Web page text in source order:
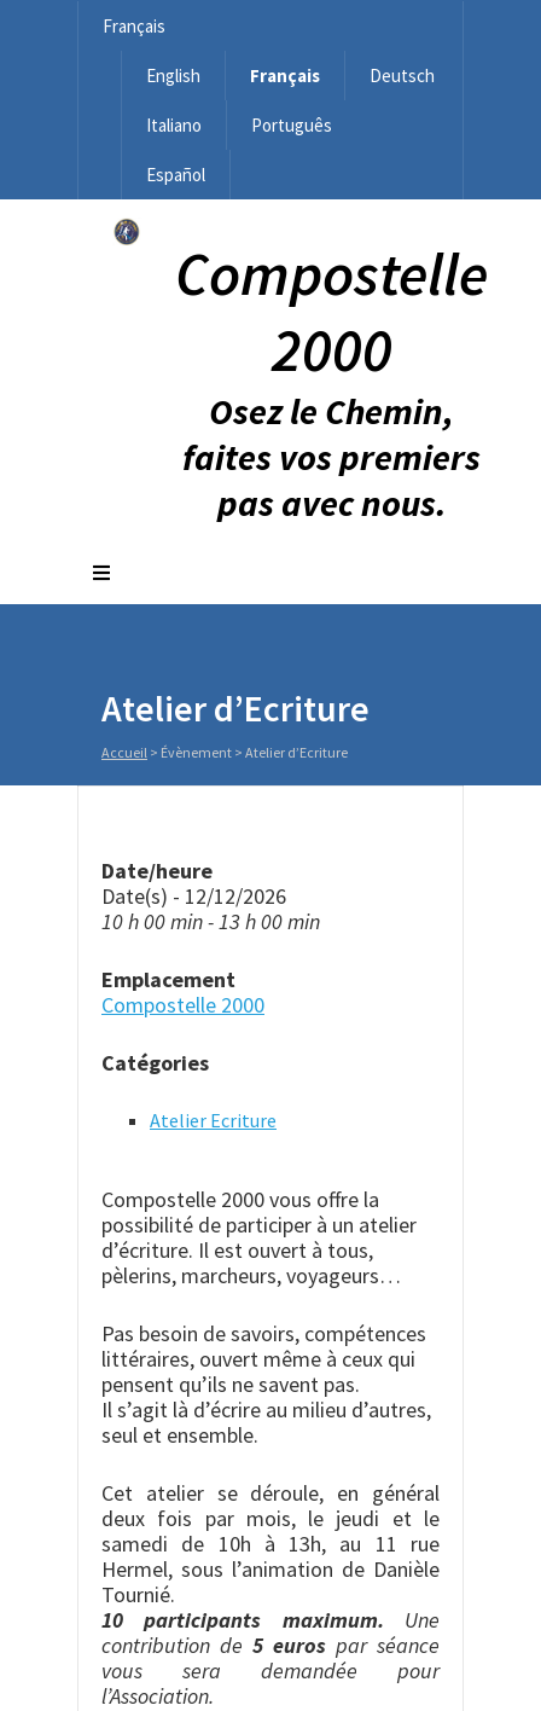
Français
English Français Deutsch
Italiano Português
Español
Compostelle
2000
Osez le Chemin,
faites vos premiers
pas avec nous.
Atelier d’Ecriture
Accueil > Évènement > Atelier d’Ecriture
Date/heure
Date(s) - 12/12/2026
10 h 00 min - 13 h 00 min
Emplacement
Compostelle 2000
Catégories
Atelier Ecriture
Compostelle 2000 vous offre la
possibilité de participer à un atelier
d’écriture. Il est ouvert à tous,
pèlerins, marcheurs, voyageurs…
Pas besoin de savoirs, compétences
littéraires, ouvert même à ceux qui
pensent qu’ils ne savent pas.
Il s’agit là d’écrire au milieu d’autres,
seul et ensemble.
Cet atelier se déroule, en général
deux fois par mois, le jeudi et le
samedi de 10h à 13h, au 11 rue
Hermel, sous l’animation de Danièle
Tournié.
10 participants maximum. Une
contribution de 5 euros par séance
vous sera demandée pour
l’Association.